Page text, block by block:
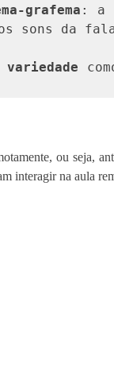
grafema : a
sons da
variedade
ou seja,
interagir na aula